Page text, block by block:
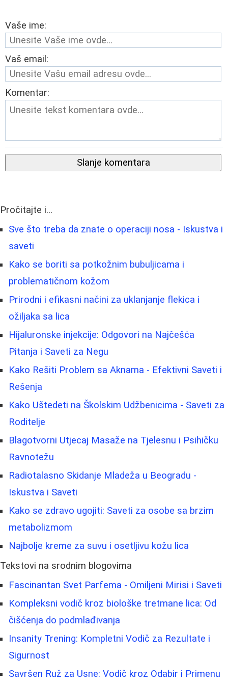
Vaše ime:
Vaš email:
Komentar:
Slanje komentara
Pročitajte i...
Sve što treba da znate o operaciji nosa - Iskustva i
saveti
Kako se boriti sa potkožnim bubuljicama i
problematičnom kožom
Prirodni i efikasni načini za uklanjanje flekica i
ožiljaka sa lica
Hijaluronske injekcije: Odgovori na Najčešća
Pitanja i Saveti za Negu
Kako Rešiti Problem sa Aknama - Efektivni Saveti i
Rešenja
Kako Uštedeti na Školskim Udžbenicima - Saveti za
Roditelje
Blagotvorni Utjecaj Masaže na Tjelesnu i Psihičku
Ravnotežu
Radiotalasno Skidanje Mladeža u Beogradu -
Iskustva i Saveti
Kako se zdravo ugojiti: Saveti za osobe sa brzim
metabolizmom
Najbolje kreme za suvu i osetljivu kožu lica
Tekstovi na srodnim blogovima
Fascinantan Svet Parfema - Omiljeni Mirisi i Saveti
Kompleksni vodič kroz biološke tretmane lica: Od
čišćenja do podmlađivanja
Insanity Trening: Kompletni Vodič za Rezultate i
Sigurnost
Savršen Ruž za Usne: Vodič kroz Odabir i Primenu